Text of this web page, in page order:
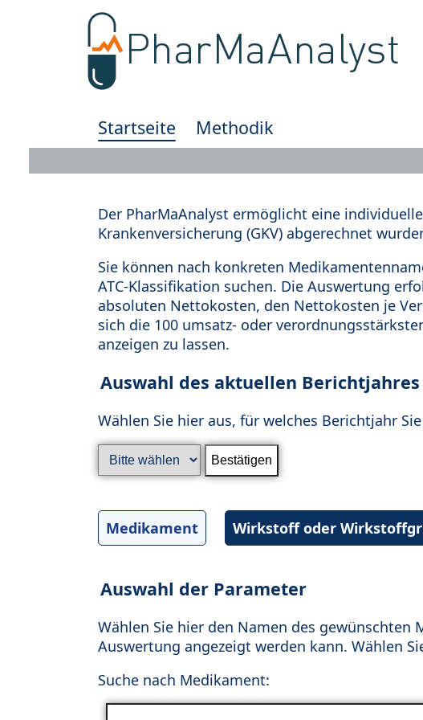
Startseite Methodik
Der PharMaAnalyst ermöglicht eine
Krankenversicherung (GKV) abgerechnet
Sie können nach konkreten
ATC-Klassifikation suchen. Die Auswertung
absoluten Nettokosten, den Nettokosten je
sich die 100 umsatz- oder
anzeigen zu lassen.
Auswahl des aktuellen Berichtjahres
Wählen Sie hier aus, für welches Berichtjahr
Medikament Wirkstoff oder
Auswahl der Parameter
Wählen Sie hier den Namen des
Auswertung angezeigt werden kann. Wählen
Suche nach Medikament: